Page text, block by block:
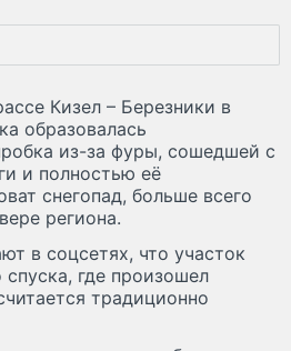
Кизел – Березники в
образовалась
из-за фуры, сошедшей с
и полностью её
снегопад, больше всего
региона.
в соцсетях, что участок
спуска, где произошел
традиционно